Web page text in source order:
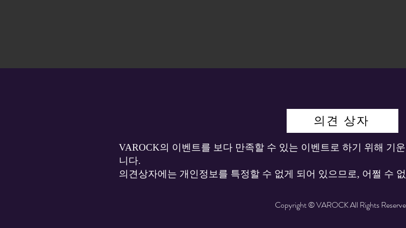
의견 상자
VAROCK의 이벤트를 보다 만족할 수 있는 이벤트로 하기 위해 기
니다.
의견상자에는 개인정보를 특정할 수 없게 되어 있으므로, 어쩔 수
Copyright © VAROCK All Rights